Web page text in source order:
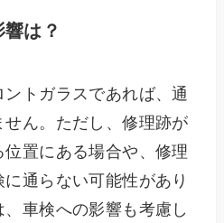
は？
トガラスであれば、通
ん。ただし、修理跡が
置にある場合や、修理
通らない可能性があり
車検への影響も考慮し